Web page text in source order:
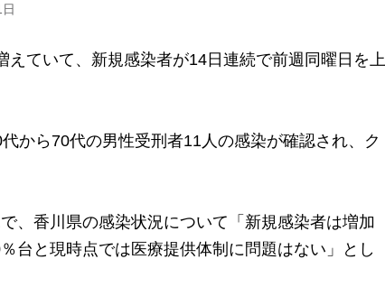
ていて、新規感染者が14日連続で前週同曜日を上
から70代の男性受刑者11人の感染が確認され、ク
、香川県の感染状況について「新規感染者は増加
台と現時点では医療提供体制に問題はない」とし